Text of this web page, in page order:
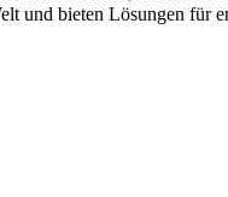
und bieten Lösungen für